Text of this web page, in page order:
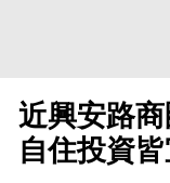
近興安路
自住投資